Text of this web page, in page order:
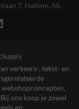
7, Hattem, NL
verkeers-, tekst- en
ons koop je zowel